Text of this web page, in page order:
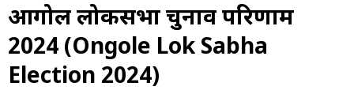
ओंगोल लोकसभा चुनाव परिणाम
2024 (Ongole Lok Sabha
Election 2024)